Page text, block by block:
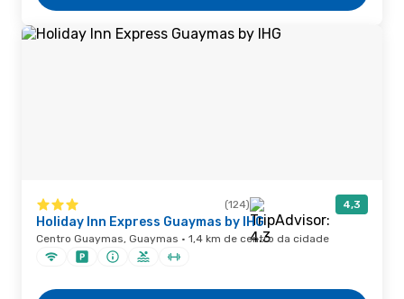
(124) 4,3
Holiday Inn Express Guaymas by IHG
Centro Guaymas, Guaymas · 1,4 km de centro da cidade